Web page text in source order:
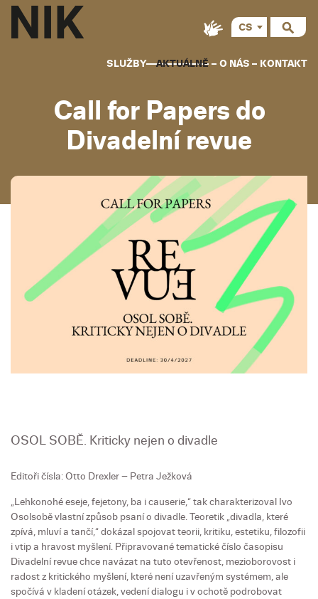
SLUŽBY AKTUÁLNĚ O NÁS KONTAKT
CS
Call for Papers do
Divadelní revue
OSOL SOBĚ. Kriticky nejen o divadle
Editoři čísla: Otto Drexler – Petra Ježková
„Lehkonohé eseje, fejetony, ba i causerie,“ tak charakterizoval Ivo
Osolsobě vlastní způsob psaní o divadle. Teoretik „divadla, které
zpívá, mluví a tančí,“ dokázal spojovat teorii, kritiku, estetiku, filozofii
i vtip a hravost myšlení. Připravované tematické číslo časopisu
Divadelní revue chce navázat na tuto otevřenost, mezioborovost i
radost z kritického myšlení, které není uzavřeným systémem, ale
spočívá v kladení otázek, vedení dialogu i v ochotě podrobovat